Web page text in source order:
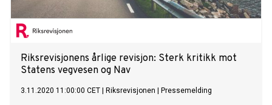
Riksrevisjonens årlige revisjon: Sterk kritikk mot
Statens vegvesen og Nav
3.11.2020 11:00:00 CET Riksrevisjonen Pressemelding